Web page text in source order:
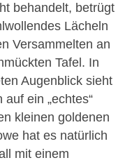
behandelt, betrügt
Lächeln
Versammelten an
Tafel. In
Augenblick sieht
ein „echtes“
kleinen goldenen
hat es natürlich
mit einem